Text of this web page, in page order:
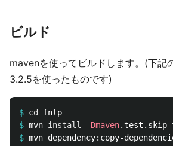
ビルド
mavenを使ってビルドします。(下記
3.2.5を使ったものです)
$ cd
$ mvn install -Dmaven.test.skip=
$ mvn dependency:copy-